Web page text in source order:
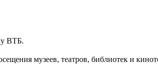
ВТБ.
музеев, театров, библиотек и